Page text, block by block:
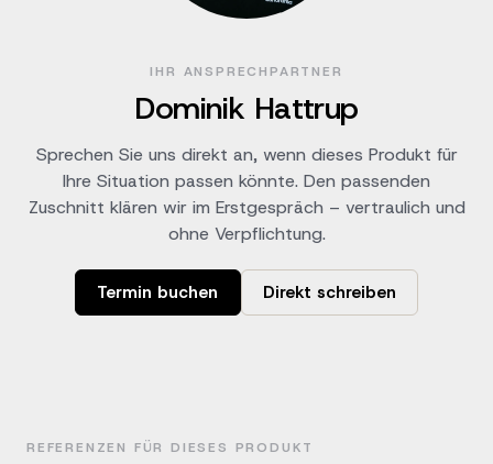
IHR ANSPRECHPARTNER
Dominik Hattrup
Sprechen Sie uns direkt an, wenn dieses Produkt für
Ihre Situation passen könnte. Den passenden
Zuschnitt klären wir im Erstgespräch – vertraulich und
ohne Verpflichtung.
Termin buchen Direkt schreiben
REFERENZEN FÜR DIESES PRODUKT